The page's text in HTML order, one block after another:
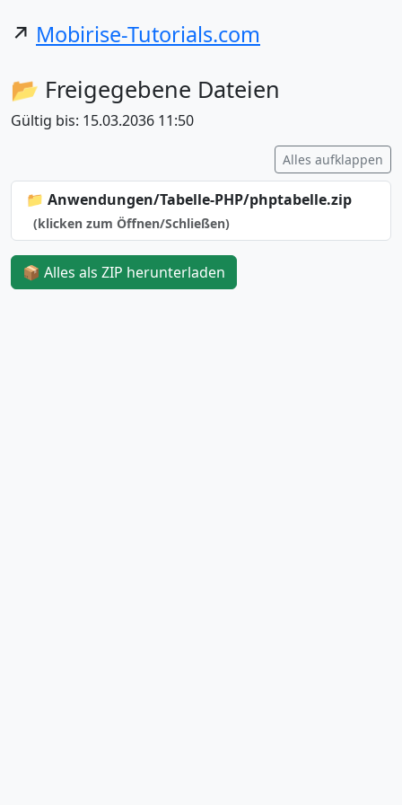
↗️ Mobirise-Tutorials.com
📂 Freigegebene Dateien
Gültig bis: 15.03.2036 11:50
Alles aufklappen
📁 Anwendungen/Tabelle-PHP/phptabelle.zip
(klicken zum Öffnen/Schließen)
📦 Alles als ZIP herunterladen